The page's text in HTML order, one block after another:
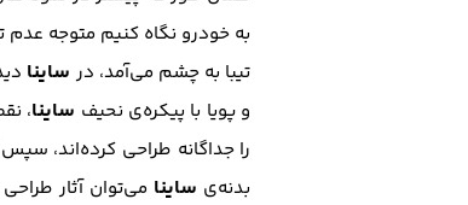
به خودرو نگاه کنیم متوجه
تیبا به چشم می‌آمد، در ساینا
و پویا با پیکره‌ی نحیف ساینا،
را جداگانه طراحی کرده‌اند، سپس آن را به تیبا پیوند
بدنه‌ی ساینا می‌توان آثار